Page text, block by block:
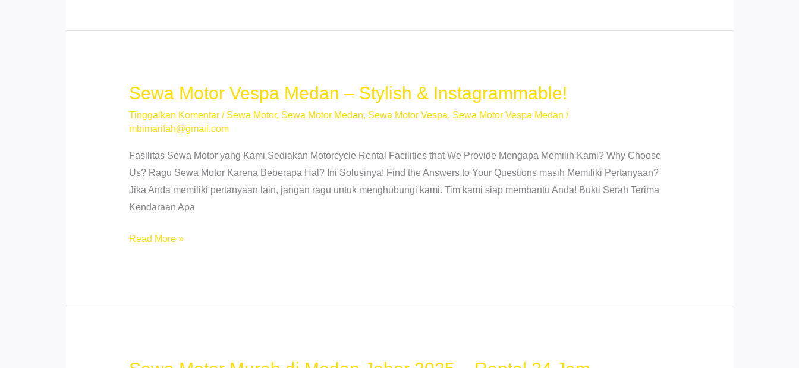
Kota
Murah!
Sewa Motor Vespa Medan – Stylish & Instagrammable!
Tinggalkan Komentar / Sewa Motor, Sewa Motor Medan, Sewa Motor Vespa, Sewa Motor Vespa Medan /
mbimarifah@gmail.com
Fasilitas Sewa Motor yang Kami Sediakan Motorcycle Rental Facilities that We Provide Mengapa Memilih Kami? Why Choose
Us? Ragu Sewa Motor Karena Beberapa Hal? Ini Solusinya! Find the Answers to Your Questions masih Memiliki Pertanyaan?
Jika Anda memiliki pertanyaan lain, jangan ragu untuk menghubungi kami. Tim kami siap membantu Anda! Bukti Serah Terima
Kendaraan Apa
Sewa
–
Read More »